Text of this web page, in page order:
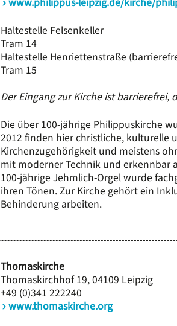
Haltestelle Felsenkeller
Tram 14
Haltestelle Henriettenstraße
Tram 15
Der Eingang zur Kirche ist barrierefrei,
Die über 100-jährige Philippuskirche
2012 finden hier christliche, kulturelle
Kirchenzugehörigkeit und meistens
mit moderner Technik und erkennbar
100-jährige Jehmlich-Orgel wurde
ihren Tönen. Zur Kirche gehört ein
Behinderung arbeiten.
Thomaskirche
Thomaskirchhof 19, 04109 Leipzig
+49 (0)341 222240
www.thomaskirche.org